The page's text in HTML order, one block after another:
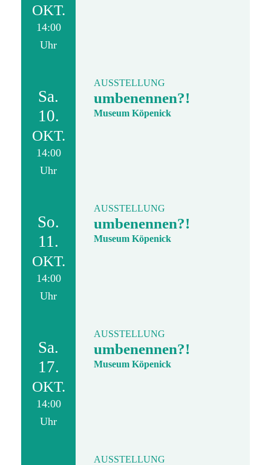
OKT.
14:00
Uhr
Sa.
10.
OKT.
14:00
Uhr
AUSSTELLUNG
umbenennen?!
Museum Köpenick
So.
11.
OKT.
14:00
Uhr
AUSSTELLUNG
umbenennen?!
Museum Köpenick
Sa.
17.
OKT.
14:00
Uhr
AUSSTELLUNG
umbenennen?!
Museum Köpenick
AUSSTELLUNG